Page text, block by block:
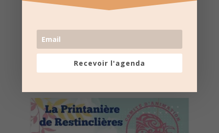
Recevoir l'agenda chaque
Recevoir l'agenda